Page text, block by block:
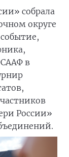
собрала
округе
в
России»